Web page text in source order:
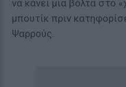
να κάνει μια βόλτα στο
μπουτίκ πριν
Ψαρρούς.